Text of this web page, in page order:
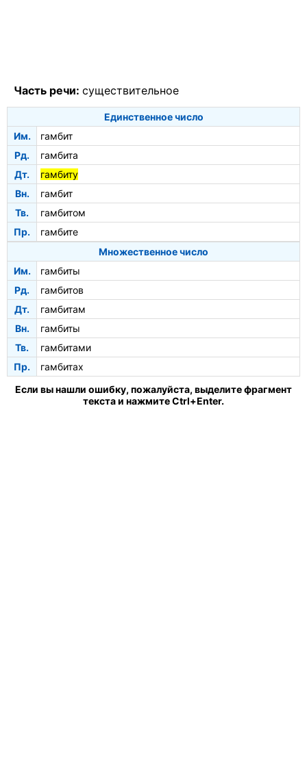
Часть речи: существительное
Единственное число
Им.
гамбит
Рд.
гамбита
Дт.
гамбиту
Вн.
гамбит
Тв.
гамбитом
Пр.
гамбите
Множественное число
Им.
гамбиты
Рд.
гамбитов
Дт.
гамбитам
Вн.
гамбиты
Тв.
гамбитами
Пр.
гамбитах
Если вы нашли ошибку, пожалуйста, выделите фрагмент
текста и нажмите Ctrl+Enter.